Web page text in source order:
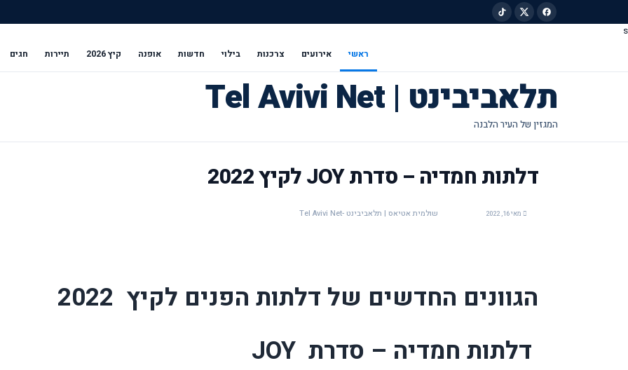
s
ראשי אירועים צרכנות בילוי חדשות אופנה קיץ 2026 תיירות חגים
תלאביבינט | Tel Avivi Net
דלתות חמדיה – סדרת JOY לקיץ 2022
מאי 16, 2022 שולמית אטיאס | תלאביבינט -Tel Avivi Net
הגוונים החדשים של דלתות הפנים לקיץ 2022
דלתות חמדיה – סדרת JOY